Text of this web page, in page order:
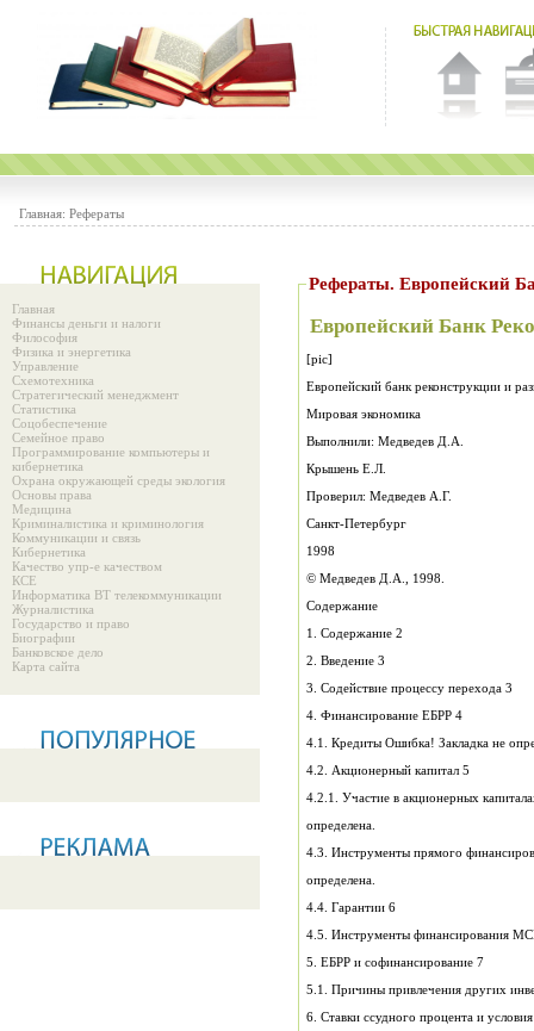
Главная: Рефераты
Главная
Финансы деньги и налоги
Философия
Физика и энергетика
Управление
Схемотехника
Стратегический менеджмент
Статистика
Соцобеспечение
Семейное право
Программирование компьютеры и
кибернетика
Охрана окружающей среды экология
Основы права
Медицина
Криминалистика и криминология
Коммуникации и связь
Кибернетика
Качество упр-е качеством
КСЕ
Информатика ВТ телекоммуникации
Журналистика
Государство и право
Биографии
Банковское дело
Карта сайта
Рефераты. Европейский
Европейский Банк
[pic]
Европейский банк реконструкции и
Мировая экономика
Выполнили: Медведев Д.А.
Крышень Е.Л.
Проверил: Медведев А.Г.
Санкт-Петербург
1998
© Медведев Д.А., 1998.
Содержание
1. Содержание 2
2. Введение 3
3. Содействие процессу перехода 3
4. Финансирование ЕБРР 4
4.1. Кредиты Ошибка! Закладка не
4.2. Акционерный капитал 5
определена.
определена.
4.4. Гарантии 6
5. ЕБРР и софинансирование 7